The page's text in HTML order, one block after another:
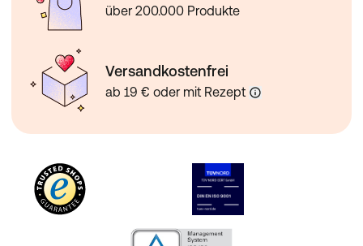
über 200.000 Produkte
Versandkostenfrei
ab 19 € oder mit Rezept